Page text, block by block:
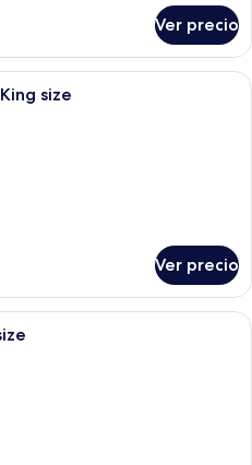
Ver precio
Una habitación de hotel con cama,
size
Ver precio
Habitación de hotel moderna con